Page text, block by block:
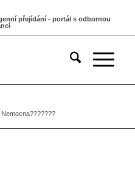
přejídání - portál s odbornou
Nemocna???????